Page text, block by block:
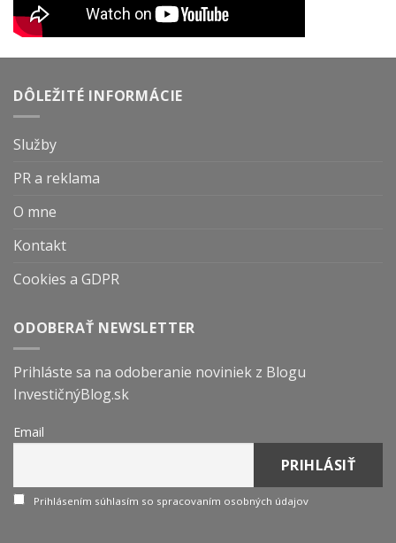
DÔLEŽITÉ INFORMÁCIE
Služby
PR a reklama
O mne
Kontakt
Cookies a GDPR
ODOBERAŤ NEWSLETTER
Prihláste sa na odoberanie noviniek z Blogu
InvestičnýBlog.sk
Email
Prihlásením súhlasím so spracovaním osobných údajov